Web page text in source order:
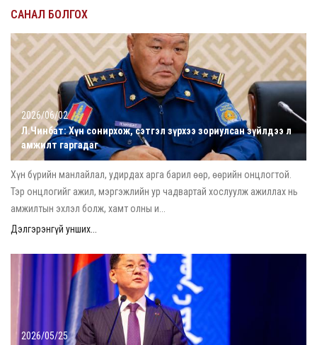
САНАЛ БОЛГОХ
2026/06/02
Л.Чинбат: Хүн сонирхож, сэтгэл зүрхээ зориулсан зүйлдээ л
амжилт гаргадаг
Хүн бүрийн манлайлал, удирдах арга барил өөр, өөрийн онцлогтой.
Тэр онцлогийг ажил, мэргэжлийн ур чадвартай хослуулж ажиллах нь
амжилтын эхлэл болж, хамт олны и...
Дэлгэрэнгүй унших...
2026/05/25